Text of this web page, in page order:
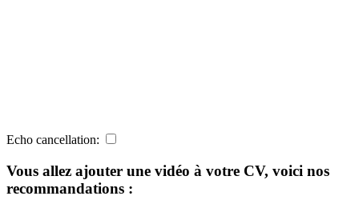
Echo cancellation:
Vous allez ajouter une vidéo à votre CV, voici nos
recommandations :